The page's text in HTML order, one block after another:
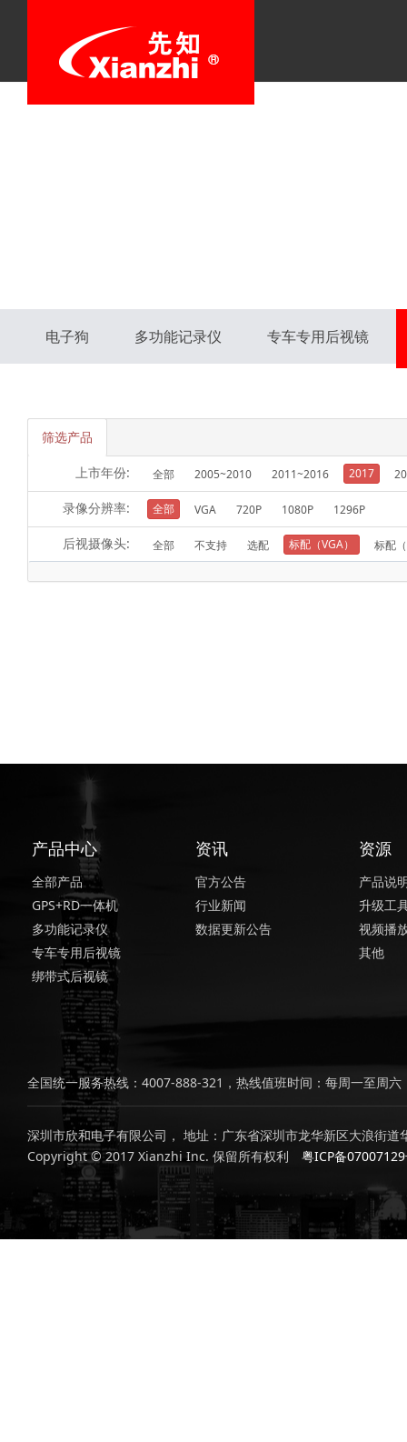
电子狗 多功能记录仪 专车专用后视镜
筛选产品
上市年份: 全部 2005~2010 2011~2016 2017
录像分辨率: 全部 VGA 720P 1080P 1296P
后视摄像头: 全部 不支持 选配 标配（VGA） 标配
产品中心
全部产品
GPS+RD一体机
多功能记录仪
专车专用后视镜
绑带式后视镜
资讯
官方公告
行业新闻
数据更新公告
资源
产品说
升级工
视频播
其他
全国统一服务热线：4007-888-321，热线值班时间：每周一至周
深圳市欣和电子有限公司， 地址：广东省深圳市龙华新区大浪街
Copyright © 2017 Xianzhi Inc. 保留所有权利
粤ICP备